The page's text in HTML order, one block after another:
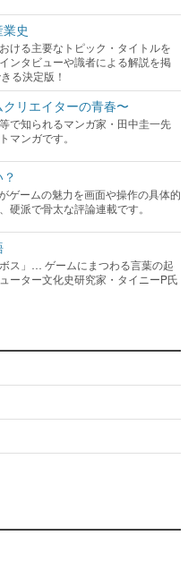
史
ける主要なトピック・タイトルを
ンタビューや識者による解説を掲
る決定版！
リエイターの青春〜
で知られるマンガ家・田中圭一先
マンガです。
ゲームの魅力を画面や操作の具体的
硬派で骨太な評論連載です。
ス」… ゲームにまつわる言葉の起
ーター文化史研究家・タイニーP氏